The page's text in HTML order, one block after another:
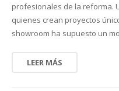
Izoboard
Finsa
Rodapié crudo
Rodapié lacado
Metalicas
PVC
Bona Care
La Solucion
profesionales de la reforma.
quienes crean proyectos
showroom ha supuesto un
LEER MÁS